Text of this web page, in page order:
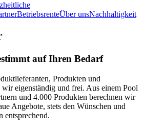
BetriebsrenteÜber unsNachhaltigkeit
auf Ihren Bedarf
Produkten und
eigenständig und frei. Aus einem Pool
und 4.000 Produkten berechnen wir
Angebote, stets den Wünschen und
entsprechend.